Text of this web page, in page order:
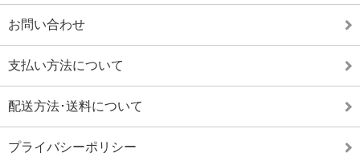
お問い合わせ
支払い方法について
配送方法･送料について
プライバシーポリシー